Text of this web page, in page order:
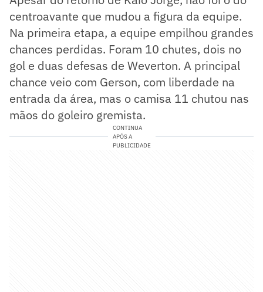
centroavante que mudou a figura da equipe.
Na primeira etapa, a equipe empilhou grandes
chances perdidas. Foram 10 chutes, dois no
gol e duas defesas de Weverton. A principal
chance veio com Gerson, com liberdade na
entrada da área, mas o camisa 11 chutou nas
mãos do goleiro gremista.
CONTINUA
APÓS A
PUBLICIDADE